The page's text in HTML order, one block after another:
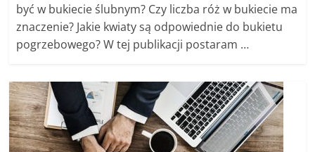
być w bukiecie ślubnym? Czy liczba róż w bukiecie ma
znaczenie? Jakie kwiaty są odpowiednie do bukietu
pogrzebowego? W tej publikacji postaram …